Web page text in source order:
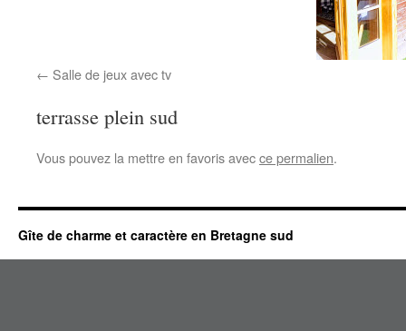
Salle de jeux avec tv
terrasse plein sud
Vous pouvez la mettre en favoris avecce permalien.
Gîte de charme et caractère en Bretagne sud